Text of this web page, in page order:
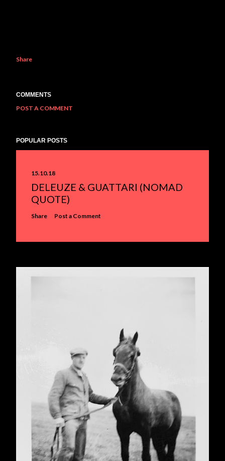
Share
COMMENTS
POST A COMMENT
POPULAR POSTS
15.10.18
DELEUZE & GUATTARI (NOMAD
QUOTE)
Share Post a Comment